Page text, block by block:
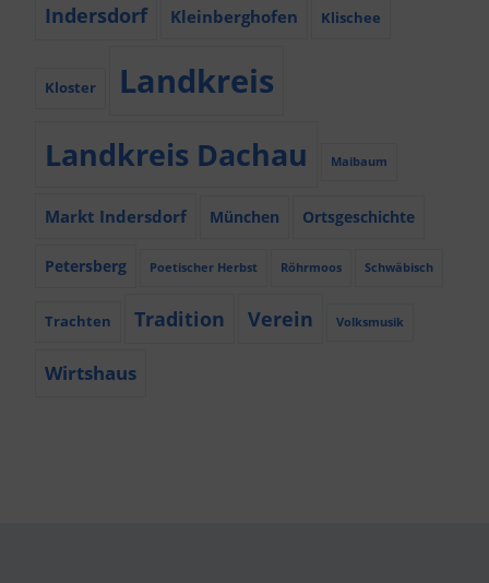
Indersdorf Kleinberghofen Klischee
Kloster Landkreis
Landkreis Dachau Maibaum
Markt Indersdorf München Ortsgeschichte
Petersberg Poetischer Herbst Röhrmoos Schwäbisch
Trachten Tradition Verein Volksmusik
Wirtshaus